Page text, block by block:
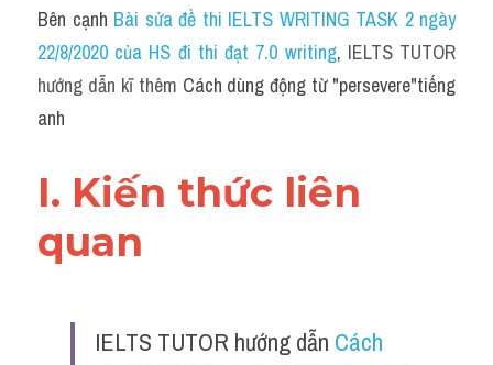
Vocabulary - Grammar
Grammar
Cách paraphrase
Part 2
Verb
Bên cạnh Bài sửa đề thi IELTS WRITING TASK 2 ngày
22/8/2020 của HS đi thi đạt 7.0 writing, IELTS TUTOR
hướng dẫn kĩ thêm Cách dùng động từ "persevere"tiếng
anh
I. Kiến thức liên
quan
IELTS TUTOR hướng dẫn Cách